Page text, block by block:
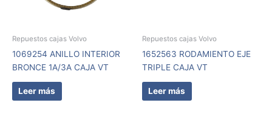
Repuestos cajas Volvo
1069254 ANILLO INTERIOR
BRONCE 1A/3A CAJA VT
Leer más
Repuestos cajas Volvo
1652563 RODAMIENTO EJE
TRIPLE CAJA VT
Leer más